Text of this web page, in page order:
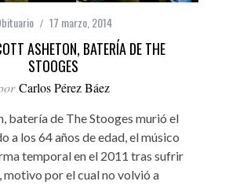
17 marzo, 2014
ASHETON, BATERÍA DE THE
STOOGES
Carlos Pérez Báez
batería de The Stooges murió el
a los 64 años de edad, el músico
temporal en el 2011 tras sufrir
motivo por el cual no volvió a